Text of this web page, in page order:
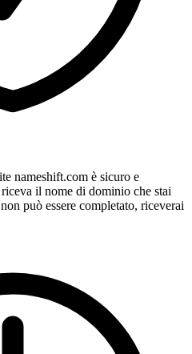
nameshift.com è sicuro e
il nome di dominio che stai
può essere completato, riceverai